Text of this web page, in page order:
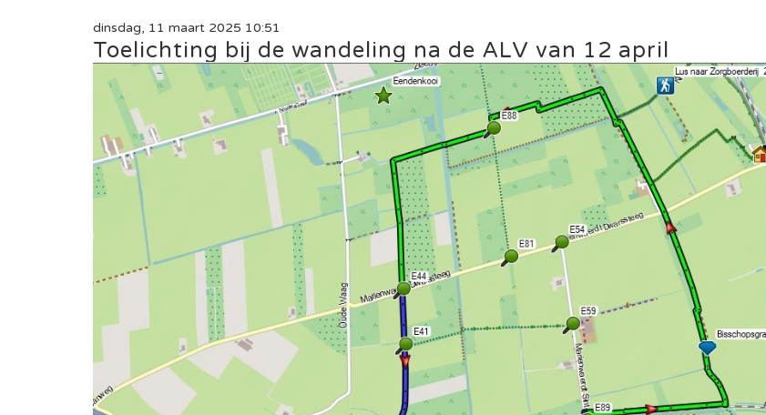
dinsdag, 11 maart 2025 10:51
Toelichting bij de wandeling na de ALV van 12 april